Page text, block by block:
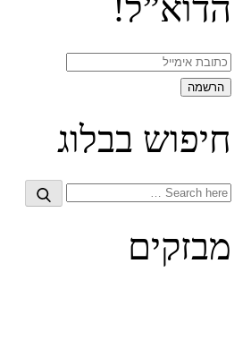
הדוא”ל!
חיפוש בבלוג
Search
Search
מבזקים